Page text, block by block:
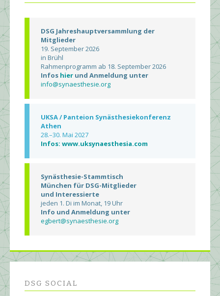
DSG Jahreshauptversammlung der
Mitglieder
19. September 2026
in Brühl
Rahmenprogramm ab 18. September 2026
Infos hier und Anmeldung unter
info@synaesthesie.org
UKSA / Panteion Synästhesiekonferenz
Athen
28.–30. Mai 2027
Infos: www.uksynaesthesia.com
Synästhesie-Stammtisch
München für DSG-Mitglieder
und Interessierte
jeden 1. Di im Monat, 19 Uhr
Info und Anmeldung unter
egbert@synaesthesie.org
DSG SOCIAL